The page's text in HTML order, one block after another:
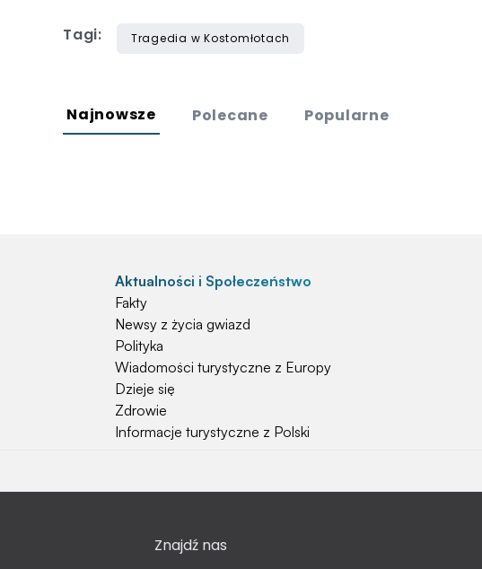
Tagi: Tragedia w Kostomłotach
Najnowsze Polecane Popularne
Aktualności i Społeczeństwo
Fakty
Newsy z życia gwiazd
Polityka
Wiadomości turystyczne z Europy
Dzieje się
Zdrowie
Informacje turystyczne z Polski
Natura i Hobby
RoślinyZnajdź nas